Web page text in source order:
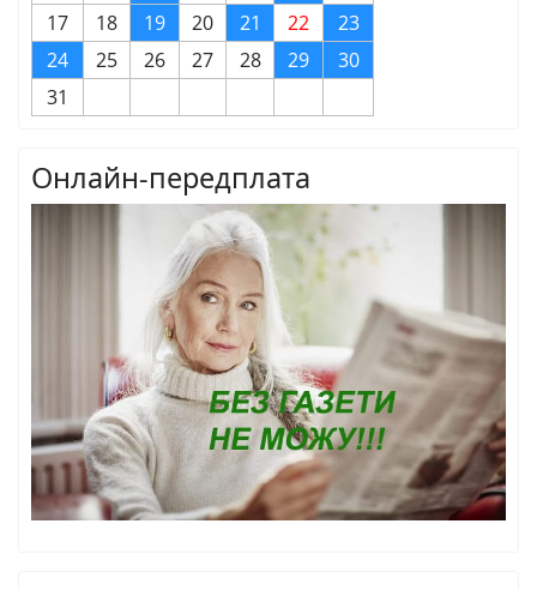
17
18 19 20 21 22
23
24
25 26 27 28 29
30
31
Онлайн-передплата